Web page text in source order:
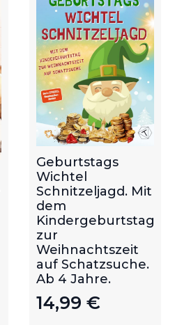
Geburtstags
Wichtel
Schnitzeljagd. Mit
dem
Kindergeburtstag
zur
Weihnachtszeit
auf Schatzsuche.
Ab 4 Jahre.
14,99 €